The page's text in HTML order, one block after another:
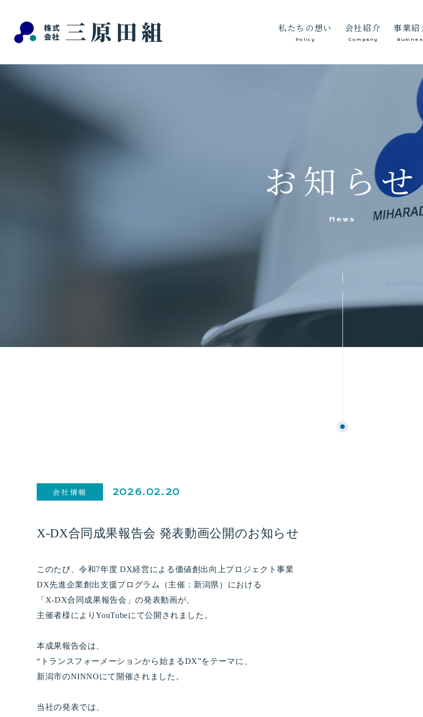
私たちの想い
Policy
会社紹介
Company
事業紹
お知らせ
News
会社情報 2026.02.20
X-DX合同成果報告会 発表動画公開のお知らせ
このたび、令和7年度 DX経営による価値創出向上プロジェクト事業
DX先進企業創出支援プログラム（主催：新潟県）における
「X-DX合同成果報告会」の発表動画が、
主催者様によりYouTubeにて公開されました。
本成果報告会は、
“トランスフォーメーションから始まるDX”をテーマに、
新潟市のNINNOにて開催されました。
当社の発表では、